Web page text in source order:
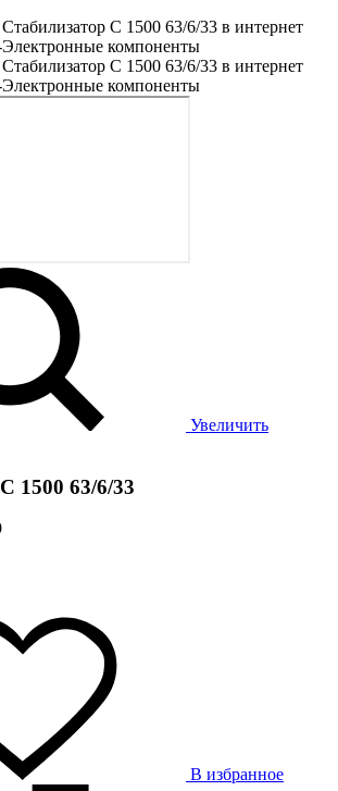
Увеличить
1500 63/6/33
В избранное